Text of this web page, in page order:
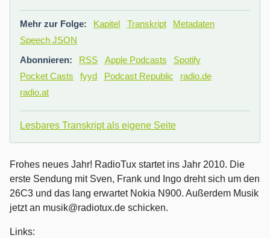
Mehr zur Folge: Kapitel Transkript
Metadaten
Speech JSON
Abonnieren:
RSS Apple Podcasts
Spotify
Pocket Casts
fyyd Podcast Republic
radio.de
radio.at
Lesbares Transkript als eigene Seite
Frohes neues Jahr! RadioTux startet ins Jahr 2010. Die
erste Sendung mit Sven, Frank und Ingo dreht sich um den
26C3 und das lang erwartet Nokia N900. Außerdem Musik
jetzt an musik@radiotux.de schicken.
Links: